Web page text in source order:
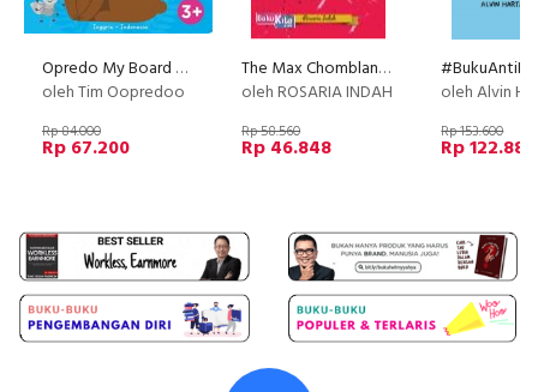
Opredo My Board Book Of Animals: Alphabet Animals
oleh Tim Oopredoo
Rp 84.000
Rp 67.200
The Max Chomblank (Ramadhan_2017)
oleh ROSARIA INDAH
Rp 58.560
Rp 46.848
oleh Alvin
Rp 153.600
Rp 122.880